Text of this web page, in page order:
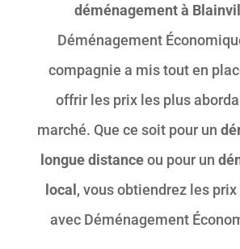
déménagement à
Déménagement
compagnie a mis tout en
offrir les prix les plus
marché. Que ce soit pour un
longue distanceou pour un
local , vous obtiendrez les
avec Déménagement